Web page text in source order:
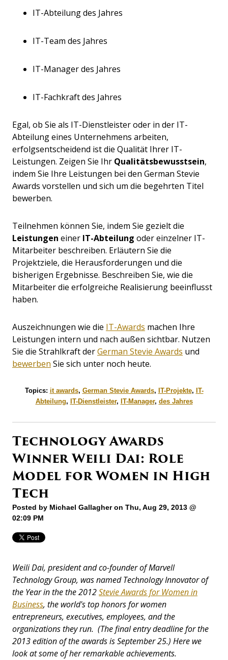
IT-Abteilung des Jahres
IT-Team des Jahres
IT-Manager des Jahres
IT-Fachkraft des Jahres
Egal, ob Sie als IT-Dienstleister oder in der IT-
Abteilung eines Unternehmens arbeiten,
erfolgsentscheidend ist die Qualität Ihrer IT-
Leistungen. Zeigen Sie Ihr Qualitätsbewusstsein,
indem Sie Ihre Leistungen bei den German Stevie
Awards vorstellen und sich um die begehrten Titel
bewerben.
Teilnehmen können Sie, indem Sie gezielt die
Leistungen einer IT-Abteilung oder einzelner IT-
Mitarbeiter beschreiben. Erläutern Sie die
Projektziele, die Herausforderungen und die
bisherigen Ergebnisse. Beschreiben Sie, wie die
Mitarbeiter die erfolgreiche Realisierung beeinflusst
haben.
Auszeichnungen wie die IT-Awards machen Ihre
Leistungen intern und nach außen sichtbar. Nutzen
Sie die Strahlkraft derGerman Stevie Awards und
bewerben Sie sich unter noch heute.
Topics: it awards, German Stevie Awards, IT-Projekte, IT-
Abteilung, IT-Dienstleister, IT-Manager, des Jahres
Technology Awards
Winner Weili Dai: Role
Model for Women in High
Tech
Posted by Michael Gallagheron Thu, Aug 29, 2013 @
02:09 PM
Weili Dai, president and co-founder of Marvell
Technology Group, was named Technology Innovator of
the Year in the the 2012Stevie Awards for Women in
Business, the world's top honors for women
entrepreneurs, executives, employees, and the
organizations they run. (The final entry deadline for the
2013 edition of the awards is September 25.) Here we
look at some of her remarkable achievements.